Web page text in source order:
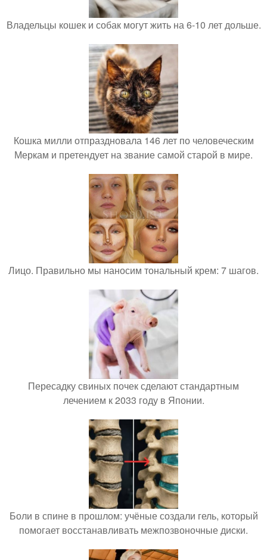
Владельцы кошек и собак могут жить на 6-10 лет дольше.
Кошка милли отпраздновала 146 лет по человеческим
Меркам и претендует на звание самой старой в мире.
Лицо. Правильно мы наносим тональный крем: 7 шагов.
Пересадку свиных почек сделают стандартным
лечением к 2033 году в Японии.
Боли в спине в прошлом: учёные создали гель, который
помогает восстанавливать межпозвоночные диски.